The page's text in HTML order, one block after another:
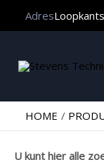
Adres
HOME
U kunt hier alle